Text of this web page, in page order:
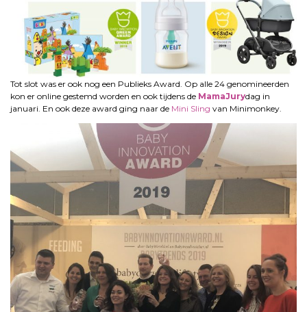
Tot slot was er ook nog een Publieks Award. Op alle 24 genomineerden
kon er online gestemd worden en ook tijdens de MamaJurydag in
januari. En ook deze award ging naar de Mini Sling van Minimonkey.